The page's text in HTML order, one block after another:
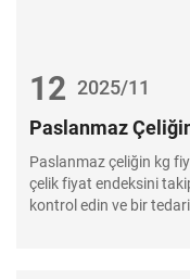
Paslanmaz
Paslanmaz çeliğin kg
çelik fiyat endeksini
kontrol edin ve bir
12 2025/11